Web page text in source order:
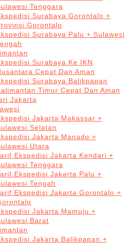
Tenggara
Surabaya Gorontalo +
Gorontalo
Surabaya Palu + Sulawesi
Surabaya Ke IKN
Cepat Dan Aman
Surabaya Balikpapan
Timur Cepat Dan Aman
Jakarta
Jakarta Makassar +
Selatan
Jakarta Manado +
Utara
Ekspedisi Jakarta Kendari +
Tenggara
Ekspedisi Jakarta Palu +
Tengah
Ekspedisi Jakarta Gorontalo +
Jakarta Mamuju +
Barat
Jakarta Balikpapan +